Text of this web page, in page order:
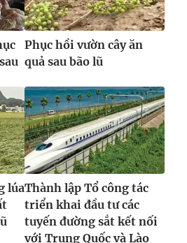
Phục hồi vườn cây ăn
quả sau bão lũ
lúaThành lập Tổ công tác
triển khai đầu tư các
tuyến đường sắt kết nối
với Trung Quốc và Lào